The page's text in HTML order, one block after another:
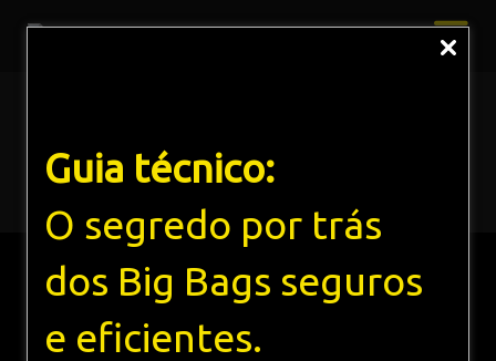
Guia técnico:
O segredo por trás
dos Big Bags seguros
e eficientes.
Home Soluções Liners Especiais
LINER